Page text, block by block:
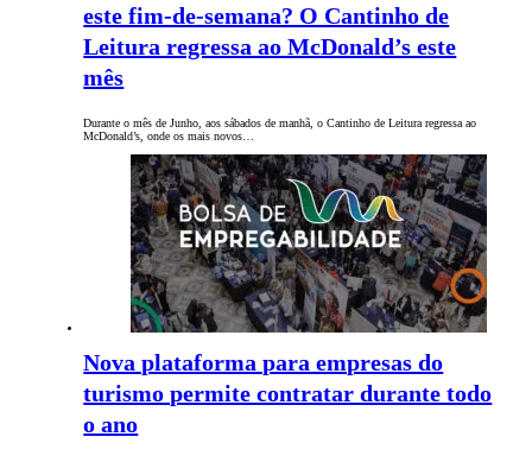
este fim-de-semana? O Cantinho de
Leitura regressa ao McDonald’s este
mês
Durante o mês de Junho, aos sábados de manhã, o Cantinho de Leitura regressa ao
McDonald’s, onde os mais novos…
Nova plataforma para empresas do
turismo permite contratar durante todo
o ano